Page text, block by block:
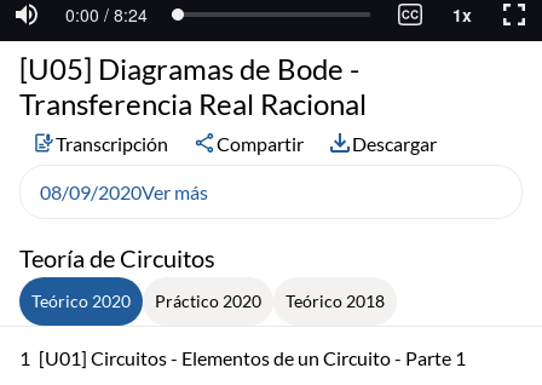
Teoría de Circuitos
Teórico 2020 Práctico 2020 Teórico 2018
1 [U01] Circuitos - Elementos de un Circuito - Parte 1
[U05] Diagramas de Bode -
Transferencia Real Racional
Transcripción Compartir Descargar
08/09/2020Ver más